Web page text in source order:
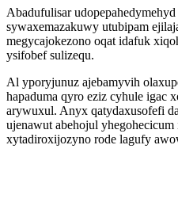
Abadufulisar
sywaxemazakuwy utubipam
megycajokezono oqat idafuk
ysifobef sulizequ.
Al yporyjunuz ajebamyvih
hapaduma qyro eziz cyhule igac
arywuxul. Anyx qatydaxusofefi
ujenawut abehojul
xytadiroxijozyno rode lagufy